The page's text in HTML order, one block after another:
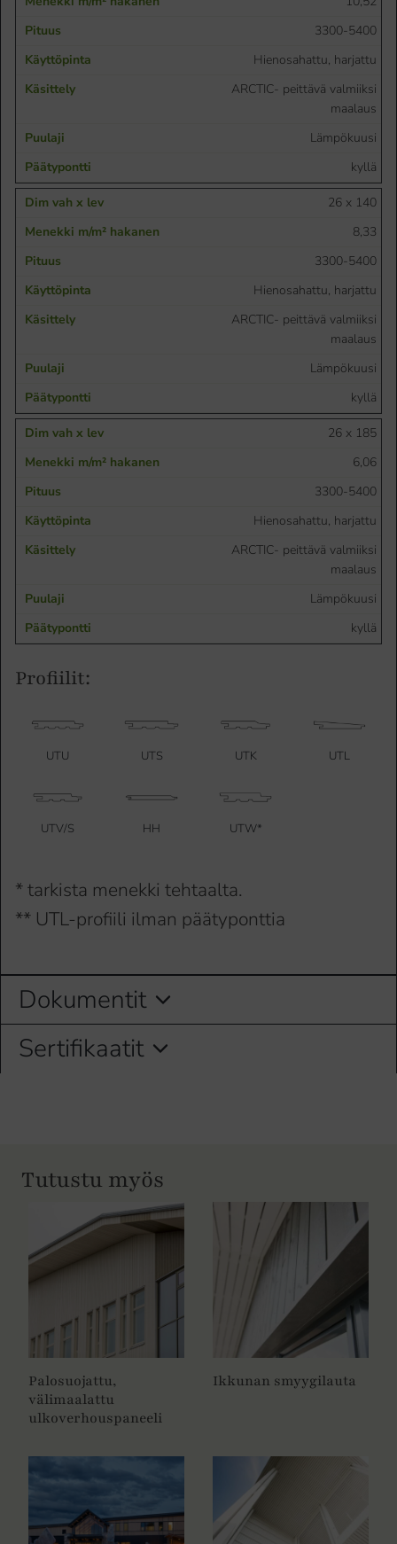
3300-5400
Hienosahattu, harjattu
ARCTIC- peittävä valmiiksi
maalaus
Lämpökuusi
kyllä
26 x 140
8,33
3300-5400
Hienosahattu, harjattu
ARCTIC- peittävä valmiiksi
maalaus
Lämpökuusi
kyllä
26 x 185
6,06
3300-5400
Hienosahattu, harjattu
ARCTIC- peittävä valmiiksi
maalaus
Lämpökuusi
kyllä
Profiilit:
UTU UTS UTK UTL
UTV/S HH UTW*
* tarkista menekki tehtaalta.
** UTL-profiili ilman päätyponttia
Dokumentit
Sertifikaatit
Tutustu myös
Palosuojattu,
välimaalattu
ulkoverhouspaneeli
Ikkunan smyygilauta